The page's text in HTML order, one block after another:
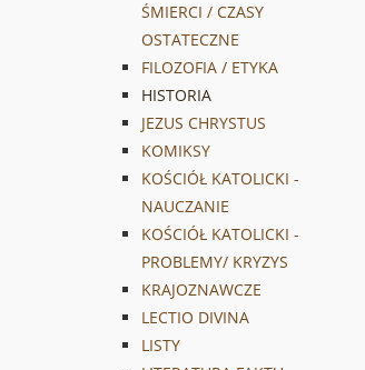
ŚMIERCI / CZASY
OSTATECZNE
FILOZOFIA / ETYKA
HISTORIA
JEZUS CHRYSTUS
KOMIKSY
KOŚCIÓŁ KATOLICKI -
NAUCZANIE
KOŚCIÓŁ KATOLICKI -
PROBLEMY/ KRYZYS
KRAJOZNAWCZE
LECTIO DIVINA
LISTY